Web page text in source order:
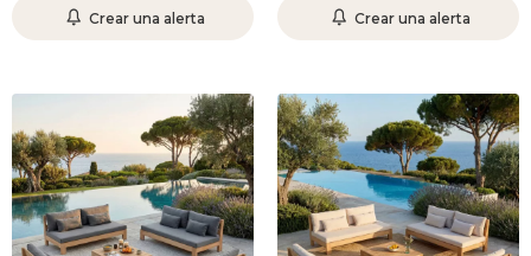
Crear una alerta Crear una alerta